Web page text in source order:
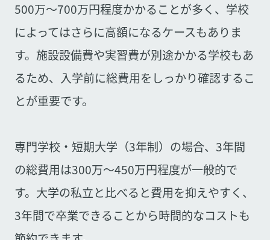
500万〜700万円程度かかることが多く、学校
によってはさらに高額になるケースもありま
す。施設設備費や実習費が別途かかる学校もあ
るため、入学前に総費用をしっかり確認するこ
とが重要です。
専門学校・短期大学（3年制）の場合、3年間
の総費用は300万〜450万円程度が一般的で
す。大学の私立と比べると費用を抑えやすく、
3年間で卒業できることから時間的なコストも